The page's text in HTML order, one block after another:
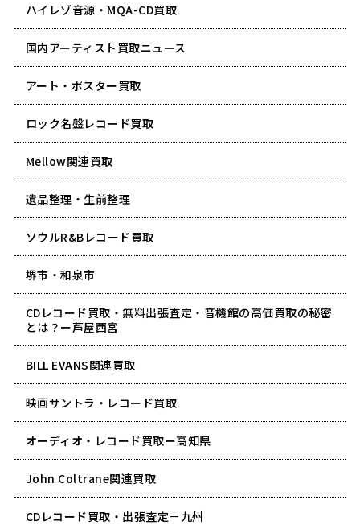
ハイレゾ音源・MQA-CD買取
国内アーティスト買取ニュース
アート・ポスター買取
ロック名盤レコード買取
Mellow関連買取
遺品整理・生前整理
ソウルR&Bレコード買取
堺市・和泉市
CDレコード買取・無料出張査定・音機館の高価買取の秘密
とは？ー芦屋西宮
BILL EVANS関連買取
映画サントラ・レコード買取
オーディオ・レコード買取ー高知県
John Coltrane関連買取
CDレコード買取・出張査定－九州